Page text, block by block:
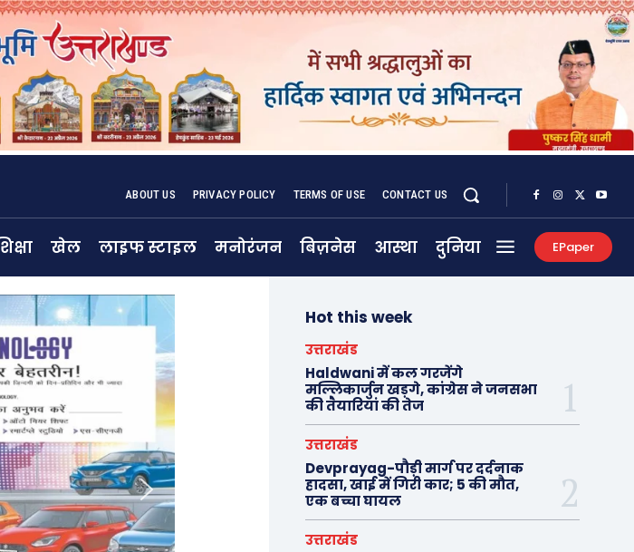
ABOUT US PRIVACY POLICY TERMS OF USE CONTACT US
खेल लाइफ स्टाइल मनोरंजन बिज़नेस आस्था दुनिया EPaper
Hot this week
उत्तराखंड
Haldwani में कल गरजेंगे
मल्लिकार्जुन खड़गे, कांग्रेस ने जनसभा
की तैयारियां की तेज
उत्तराखंड
Devprayag-पौड़ी मार्ग पर दर्दनाक
हादसा, खाई में गिरी कार; 5 की मौत,
एक बच्चा घायल
उत्तराखंड